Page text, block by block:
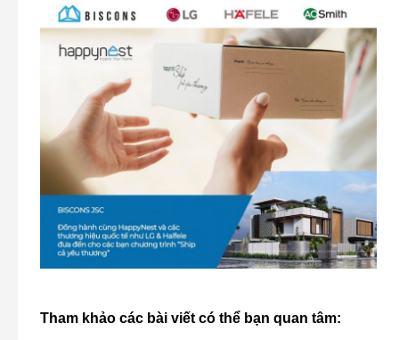
Tham khảo các bài viết có thể bạn quan tâm: